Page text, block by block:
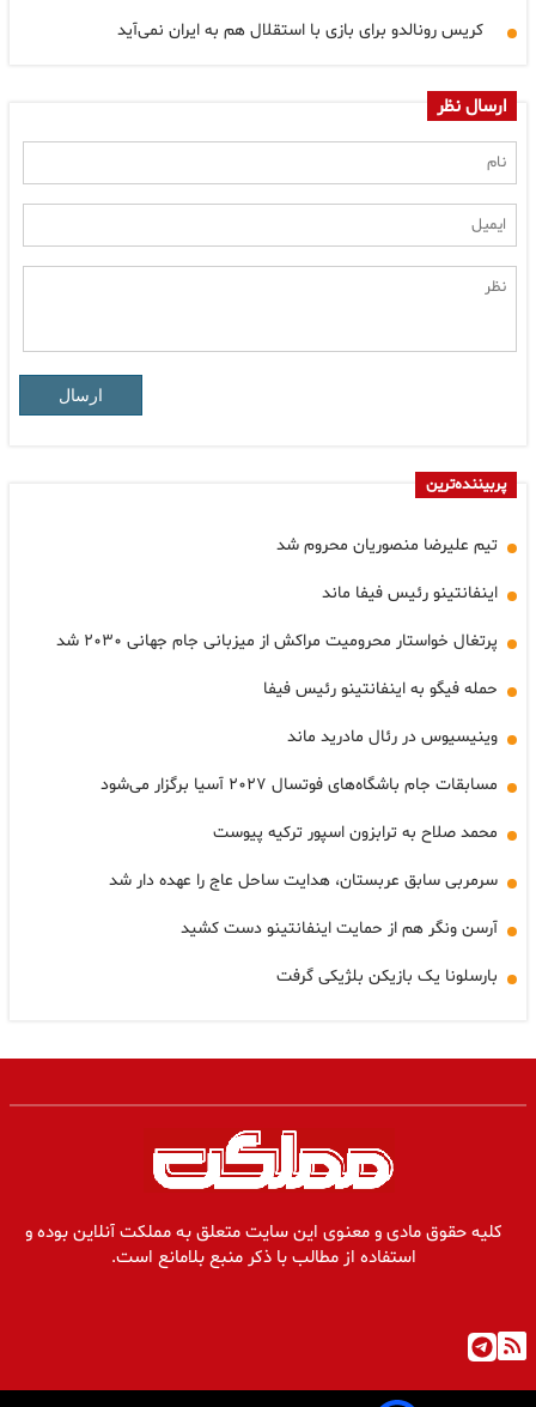
کریس رونالدو برای بازی با استقلال هم به ایران نمی‌آید
ارسال نظر
ارسال
پربیننده‌ترین
تیم علیرضا منصوریان محروم شد
اینفانتینو رئیس فیفا ماند
پرتغال خواستار محرومیت مراکش از میزبانی جام جهانی ۲۰۳۰ شد
حمله فیگو به اینفانتینو رئیس فیفا
وینیسیوس در رئال مادرید ماند
مسابقات جام باشگاه‌های فوتسال ۲۰۲۷ آسیا برگزار می‌شود
محمد صلاح به ترابزون اسپور ترکیه پیوست
سرمربی سابق عربستان، هدایت ساحل عاج را عهده دار شد
آرسن ونگر هم از حمایت اینفانتینو دست کشید
بارسلونا یک بازیکن بلژیکی گرفت
کلیه حقوق مادی و معنوی این سایت متعلق به مملکت آنلاین بوده و
استفاده از مطالب با ذکر منبع بلامانع است.